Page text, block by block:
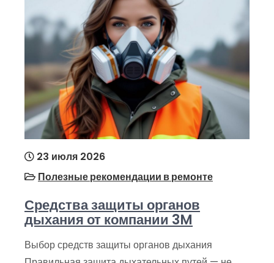
23 июля 2026
Полезные рекомендации в ремонте
Средства защиты органов
дыхания от компании 3M
Выбор средств защиты органов дыхания